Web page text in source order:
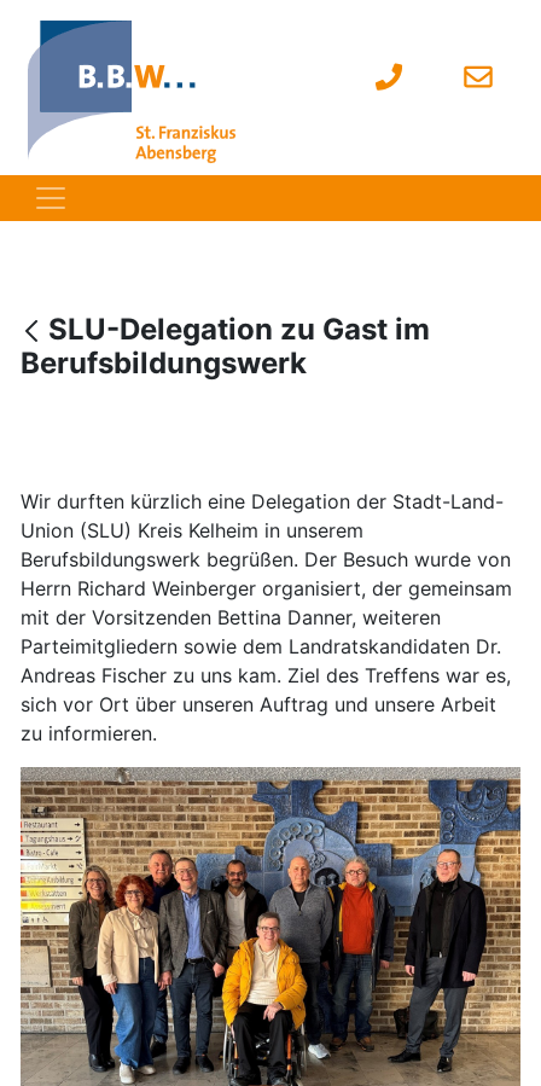
SLU-Delegation zu Gast im
Berufsbildungswerk
Wir durften kürzlich eine Delegation der Stadt-Land-
Union (SLU) Kreis Kelheim in unserem
Berufsbildungswerk begrüßen. Der Besuch wurde von
Herrn Richard Weinberger organisiert, der gemeinsam
mit der Vorsitzenden Bettina Danner, weiteren
Parteimitgliedern sowie dem Landratskandidaten Dr.
Andreas Fischer zu uns kam. Ziel des Treffens war es,
sich vor Ort über unseren Auftrag und unsere Arbeit
zu informieren.